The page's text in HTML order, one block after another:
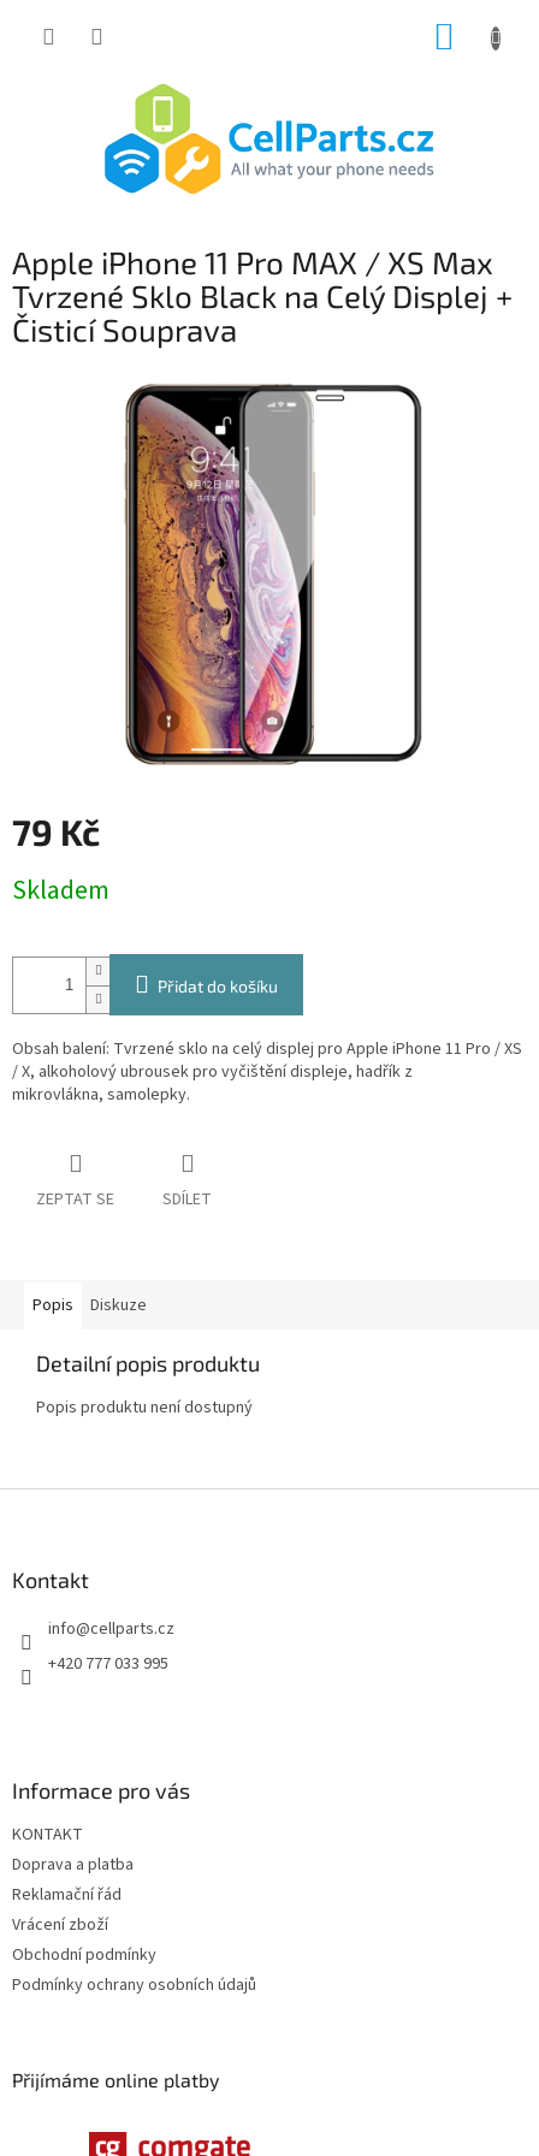
Apple iPhone 11 Pro MAX / XS Max
Tvrzené Sklo Black na Celý Displej +
Čisticí Souprava
79 Kč
cena:
Skladem
Přidat do košíku
Obsah balení: Tvrzené sklo na celý displej pro Apple iPhone 11 Pro / XS
/ X, alkoholový ubrousek pro vyčištění displeje, hadřík z
mikrovlákna, samolepky.
ZEPTAT SE SDÍLET
Popis Diskuze
Detailní popis produktu
Popis produktu není dostupný
Kontakt
info@cellparts.cz
+420 777 033 995
Informace pro vás
KONTAKT
Doprava a platba
Reklamační řád
Vrácení zboží
Obchodní podmínky
Podmínky ochrany osobních údajů
Přijímáme online platby